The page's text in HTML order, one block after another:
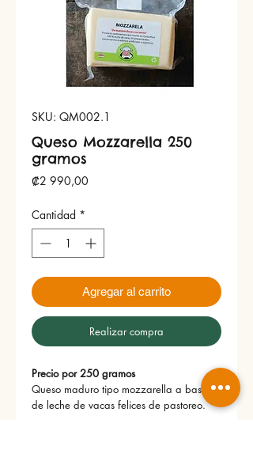
SKU: QM002.1
Queso Mozzarella 250
gramos
₡2 990,00
Cantidad *
Agregar al carrito
Realizar compra
Precio por 250 gramos
Queso maduro tipo mozzarella a base
de leche de vacas felices de pastoreo.